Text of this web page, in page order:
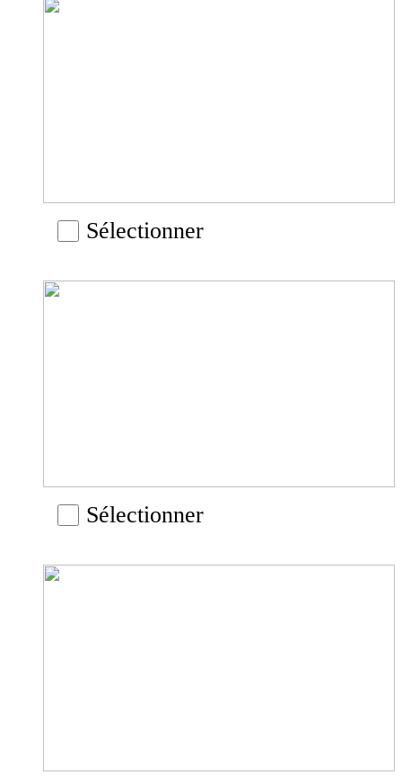
Sélectionner
Sélectionner